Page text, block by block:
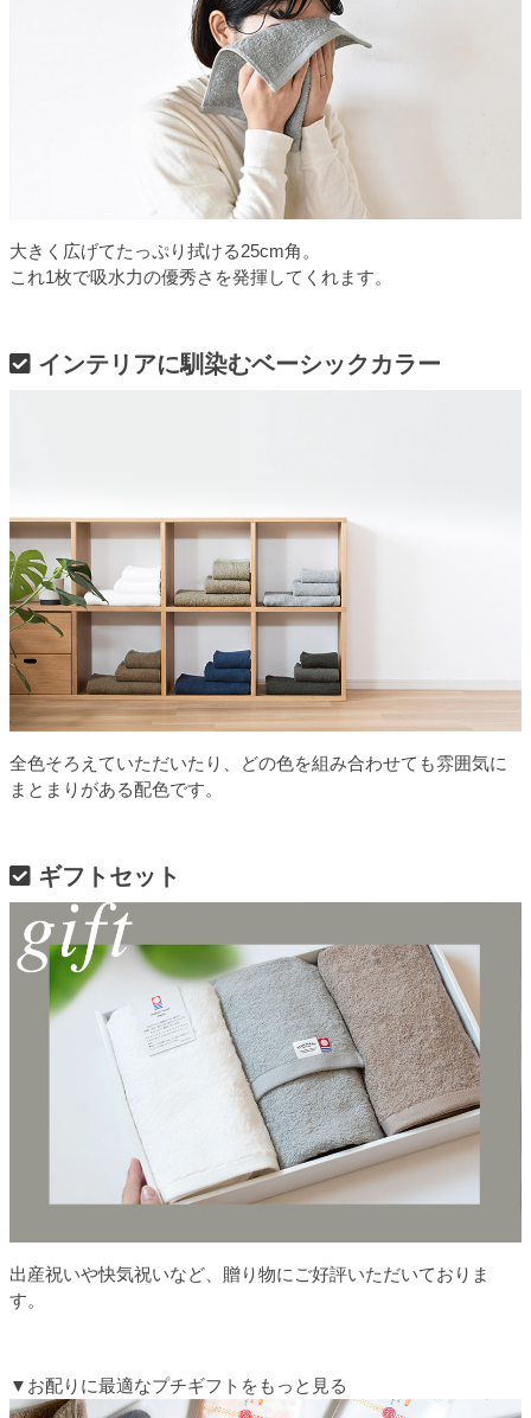
大きく広げてたっぷり拭ける25cm角。
これ1枚で吸水力の優秀さを発揮してくれます。
インテリアに馴染むベーシックカラー
全色そろえていただいたり、どの色を組み合わせても雰囲気に
まとまりがある配色です。
ギフトセット
出産祝いや快気祝いなど、贈り物にご好評いただいておりま
す。
▼お配りに最適なプチギフトをもっと見る